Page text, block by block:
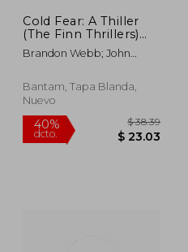
Cold Fear: A Thiller
(The Finn Thrillers)
(en Inglés)
Brandon Webb; John
Bantam, Tapa Blanda,
Nuevo